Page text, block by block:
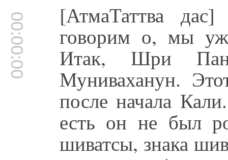
00:00:00 [АтмаТаттва
говорим о, мы
Итак, Шри
Муниваханун.
после начала
есть он не был
шиватсы, знака